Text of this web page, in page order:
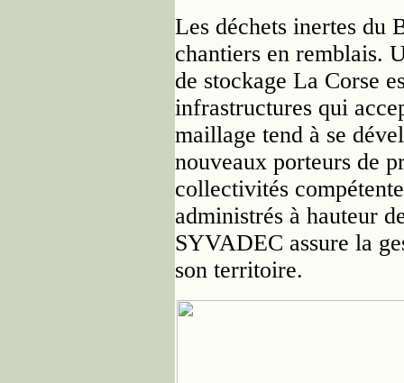
Les déchets inertes du
chantiers en remblais.
de stockage La Corse
infrastructures qui
maillage tend à se
nouveaux porteurs de
collectivités
administrés à hauteur
SYVADEC assure la
son territoire.